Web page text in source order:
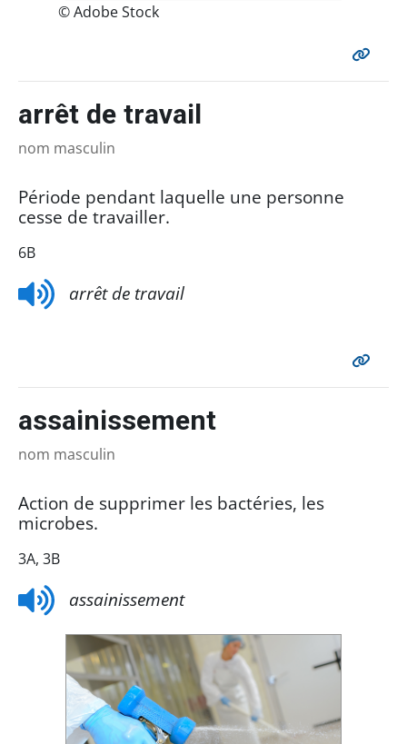
© Adobe Stock
arrêt de travail
nom masculin
Période pendant laquelle une personne
cesse de travailler.
6B
arrêt de travail
assainissement
nom masculin
Action de supprimer les bactéries, les
microbes.
3A, 3B
assainissement